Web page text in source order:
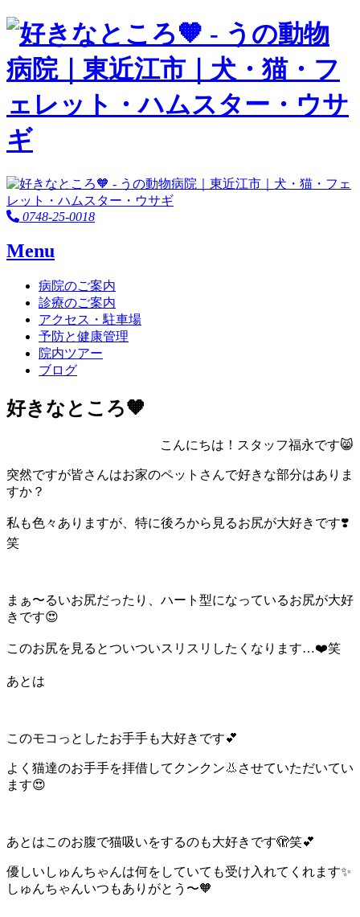
0748-25-0018
Menu
病院のご案内
診療のご案内
アクセス・駐車場
予防と健康管理
院内ツアー
ブログ
好きなところ🧡
こんにちは！スタッフ福永です😸
突然ですが皆さんはお家のペットさんで好きな部分はありま
すか？
私も色々ありますが、特に後ろから見るお尻が大好きです❣️
笑
まぁ〜るいお尻だったり、ハート型になっているお尻が大好
きです😍
このお尻を見るとついついスリスリしたくなります…❤️笑
あとは
このモコっとしたお手手も大好きです💕
よく猫達のお手手を拝借してクンクン👃させていただいてい
ます😍
あとはこのお腹で猫吸いをするのも大好きです🫣笑💕
優しいしゅんちゃんは何をしていても受け入れてくれます✨
しゅんちゃんいつもありがとう〜🧡